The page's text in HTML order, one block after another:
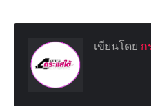
เขียนโดย ก